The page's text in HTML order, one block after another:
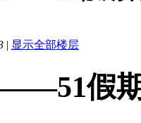
| 显示全部楼层
假